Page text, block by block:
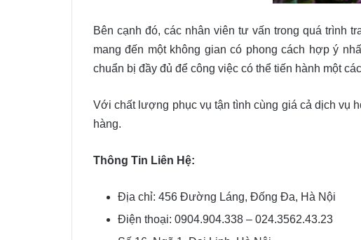
Bên cạnh đó, các nhân viên tư vấn trong quá trình
mang đến một không gian có phong cách hợp ý
chuẩn bị đầy đủ để công việc có thể tiến hành một
Với chất lượng phục vụ tận tình cùng giá cả dịch vụ
hàng.
Thông Tin Liên Hệ:
Địa chỉ: 456 Đường Láng, Đống Đa, Hà Nội
Điện thoại: 0904.904.338 – 024.3562.43.23